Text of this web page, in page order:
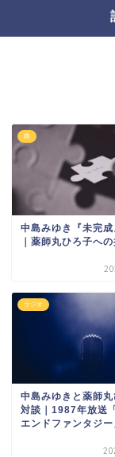
曲
中島みゆき『未完
｜薬師丸ひろ子へ
ラジオ
中島みゆきと薬師
対談｜1987年放送
エンドファンタジー